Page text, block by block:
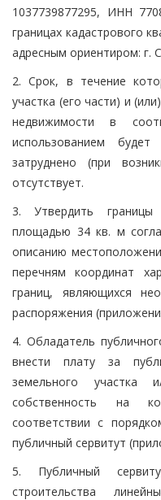
1037739877295, ИНН
границах кадастрового
адресным ориентиром: г.
2. Срок, в течение
участка (его части) и
недвижимости в
использованием
затруднено (при
отсутствует.
3. Утвердить
площадью 34 кв. м
описанию
перечням координат
границ, являющихся
распоряжения
4. Обладатель
внести плату за
земельного участка
собственность на
соответствии с
публичный сервитут
5. Публичный
строительства